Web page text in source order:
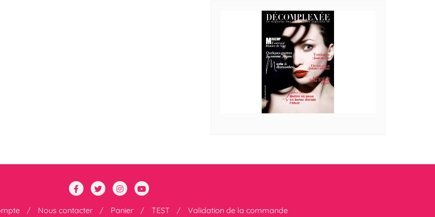
Nous contacter Panier TEST Validation de la commande